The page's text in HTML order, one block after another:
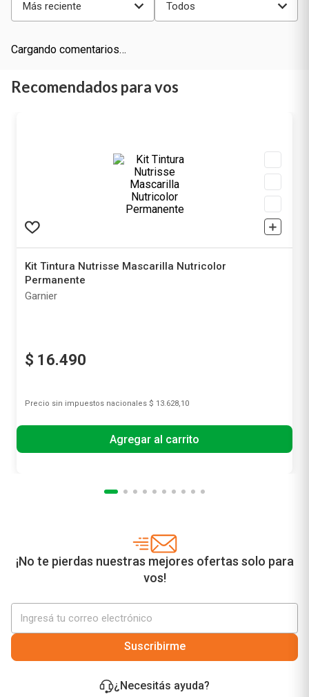
Más reciente Todos
Cargando comentarios…
Recomendados para vos
Kit Tintura Nutrisse Mascarilla Nutricolor
Permanente
Garnier
$ 16.490
Precio sin impuestos nacionales $ 13.628,10
Agregar al carrito
¡No te pierdas nuestras mejores ofertas solo para
vos!
Suscribirme
¿Necesitás ayuda?